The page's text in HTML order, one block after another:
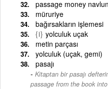
passage money navlun
müruriye
bağırsakların işlemesi
{i} yolculuk uçak
metin parçası
yolculuk (uçak, gemi)
pasajı
Kitaptan bir pasajı
passage from the book